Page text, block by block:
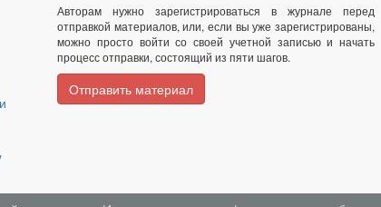
Авторам нужно зарегистрироваться в журнале перед
отправкой материалов, или, если вы уже зарегистрированы,
можно просто войти со своей учетной записью и начать
процесс отправки, состоящий из пяти шагов.
Отправить материал